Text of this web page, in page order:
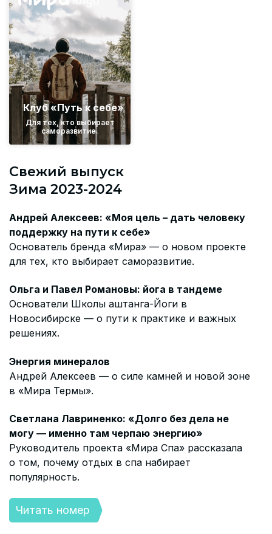
Клуб «Путь к себе»
Для тех, кто выбирает
саморазвитие.
Свежий выпуск
Зима 2023-2024
Андрей Алексеев: «Моя цель – дать человеку
поддержку на пути к себе»
Основатель бренда «Мира» — о новом проекте
для тех, кто выбирает саморазвитие.
Ольга и Павел Романовы: йога в тандеме
Основатели Школы аштанга-Йоги в
Новосибирске — о пути к практике и важных
решениях.
Энергия минералов
Андрей Алексеев — о силе камней и новой зоне
в «Мира Термы».
Светлана Лавриненко: «Долго без дела не
могу — именно там черпаю энергию»
Руководитель проекта «Мира Спа» рассказала
о том, почему отдых в спа набирает
популярность.
Читать номер
Согласие на обработку персональных данных
СОГЛАСИЕ на получение рекламных сообщений и
информации Пользователя МИРА ID
Контакты
Помощь
Политика и соглашение на обработку
персональных данных